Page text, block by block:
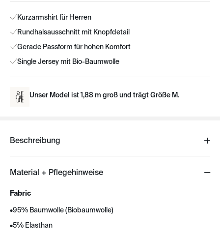
Kurzarmshirt für Herren
Rundhalsausschnitt mit Knopfdetail
Gerade Passform für hohen Komfort
Single Jersey mit Bio-Baumwolle
Unser Model ist 1,88 m groß und trägt Größe M.
Beschreibung
Material + Pflegehinweise
Fabric
•95% Baumwolle (Biobaumwolle)
•5% Elasthan